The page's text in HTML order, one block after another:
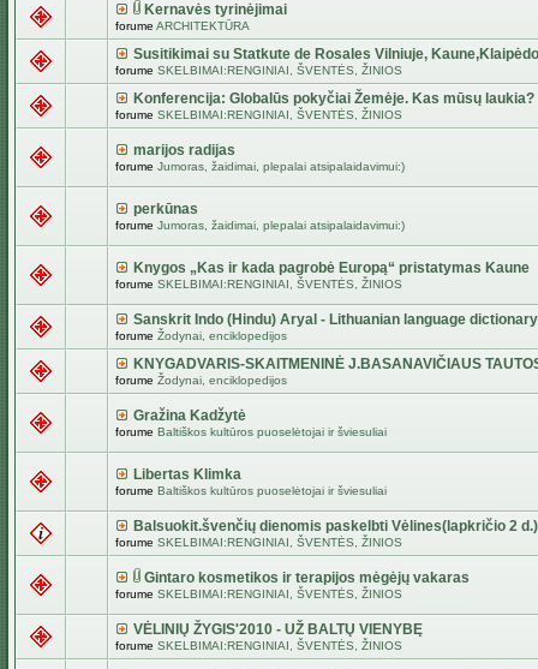
Kernavės tyrinėjimai
forume ARCHITEKTŪRA
Susitikimai su Statkute de Rosales Vilniuje,
forume SKELBIMAI:RENGINIAI, ŠVENTĖS, ŽINIOS
Konferencija: Globalūs pokyčiai Žemėje. Kas mūsų laukia?
forume SKELBIMAI:RENGINIAI, ŠVENTĖS, ŽINIOS
marijos radijas
forume Jumoras, žaidimai, plepalai atsipalaidavimui:)
perkūnas
forume Jumoras, žaidimai, plepalai atsipalaidavimui:)
Knygos „Kas ir kada pagrobė Europą“ pristatymas Kaune
forume SKELBIMAI:RENGINIAI, ŠVENTĖS, ŽINIOS
Sanskrit Indo (Hindu) Aryal - Lithuanian language dictionary
forume Žodynai, enciklopedijos
KNYGADVARIS-SKAITMENINĖ J.BASANAVIČIAUS
forume Žodynai, enciklopedijos
Gražina Kadžytė
forume Baltiškos kultūros puoselėtojai ir šviesuliai
Libertas Klimka
forume Baltiškos kultūros puoselėtojai ir šviesuliai
Balsuokit.švenčių dienomis paskelbti Vėlines(lapkričio 2 d.)
forume SKELBIMAI:RENGINIAI, ŠVENTĖS, ŽINIOS
Gintaro kosmetikos ir terapijos mėgėjų vakaras
forume SKELBIMAI:RENGINIAI, ŠVENTĖS, ŽINIOS
VĖLINIŲ ŽYGIS'2010 - UŽ BALTŲ VIENYBĘ
forume SKELBIMAI:RENGINIAI, ŠVENTĖS, ŽINIOS